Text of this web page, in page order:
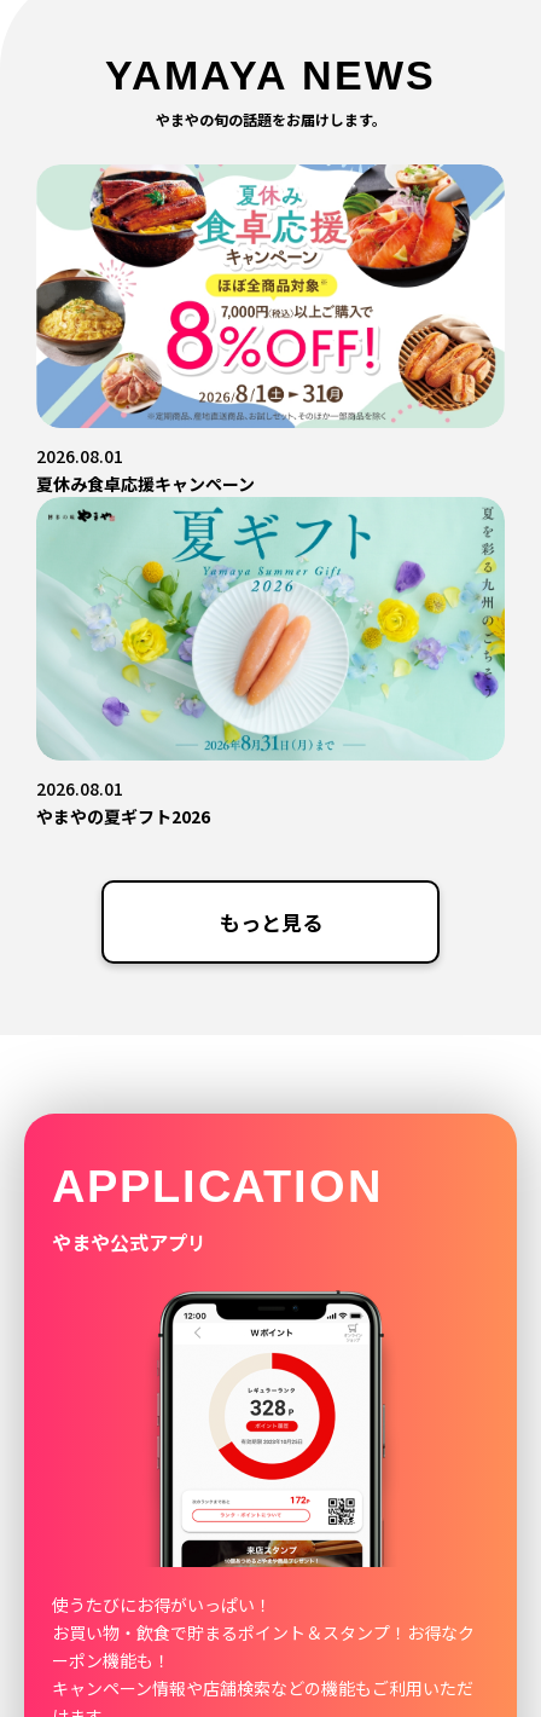
YAMAYA NEWS
やまやの旬の話題をお届けします。
2026.08.01
夏休み食卓応援キャンペーン
2026.08.01
やまやの夏ギフト2026
もっと見る
APPLICATION
やまや公式アプリ
使うたびにお得がいっぱい！
お買い物・飲食で貯まるポイント＆スタンプ！お得なク
ーポン機能も！
キャンペーン情報や店舗検索などの機能もご利用いただ